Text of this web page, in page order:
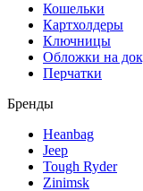
Кошельки
Картхолдеры
Ключницы
Обложки на
Перчатки
Бренды
Heanbag
Jeep
Tough Ryder
Zinimsk